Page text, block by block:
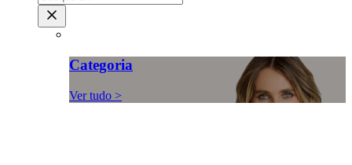
Categoria
Ver tudo >